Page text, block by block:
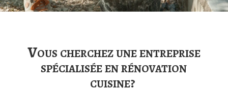
Vous cherchez une entreprise
spécialisée en rénovation
cuisine?